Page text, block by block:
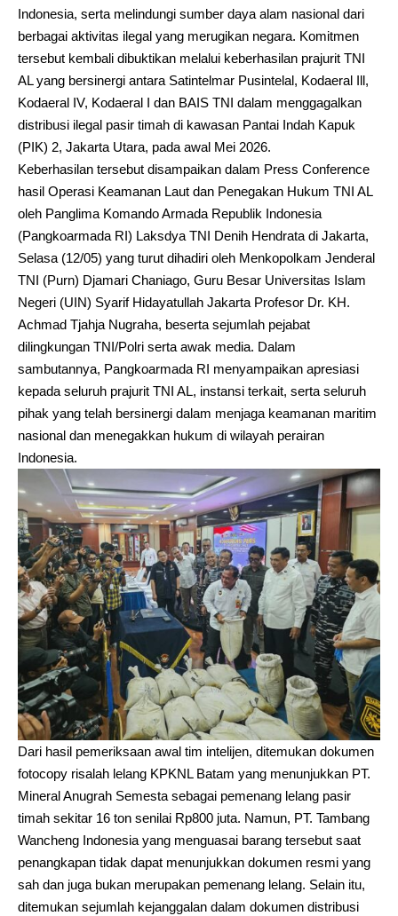
Indonesia, serta melindungi sumber daya alam nasional dari
berbagai aktivitas ilegal yang merugikan negara. Komitmen
tersebut kembali dibuktikan melalui keberhasilan prajurit TNI
AL yang bersinergi antara Satintelmar Pusintelal, Kodaeral Ill,
Kodaeral IV, Kodaeral I dan BAIS TNI dalam menggagalkan
distribusi ilegal pasir timah di kawasan Pantai Indah Kapuk
(PIK) 2, Jakarta Utara, pada awal Mei 2026.
Keberhasilan tersebut disampaikan dalam Press Conference
hasil Operasi Keamanan Laut dan Penegakan Hukum TNI AL
oleh Panglima Komando Armada Republik Indonesia
(Pangkoarmada RI) Laksdya TNI Denih Hendrata di Jakarta,
Selasa (12/05) yang turut dihadiri oleh Menkopolkam Jenderal
TNI (Purn) Djamari Chaniago, Guru Besar Universitas Islam
Negeri (UIN) Syarif Hidayatullah Jakarta Profesor Dr. KH.
Achmad Tjahja Nugraha, beserta sejumlah pejabat
dilingkungan TNI/Polri serta awak media. Dalam
sambutannya, Pangkoarmada RI menyampaikan apresiasi
kepada seluruh prajurit TNI AL, instansi terkait, serta seluruh
pihak yang telah bersinergi dalam menjaga keamanan maritim
nasional dan menegakkan hukum di wilayah perairan
Indonesia.
Dari hasil pemeriksaan awal tim intelijen, ditemukan dokumen
fotocopy risalah lelang KPKNL Batam yang menunjukkan PT.
Mineral Anugrah Semesta sebagai pemenang lelang pasir
timah sekitar 16 ton senilai Rp800 juta. Namun, PT. Tambang
Wancheng Indonesia yang menguasai barang tersebut saat
penangkapan tidak dapat menunjukkan dokumen resmi yang
sah dan juga bukan merupakan pemenang lelang. Selain itu,
ditemukan sejumlah kejanggalan dalam dokumen distribusi